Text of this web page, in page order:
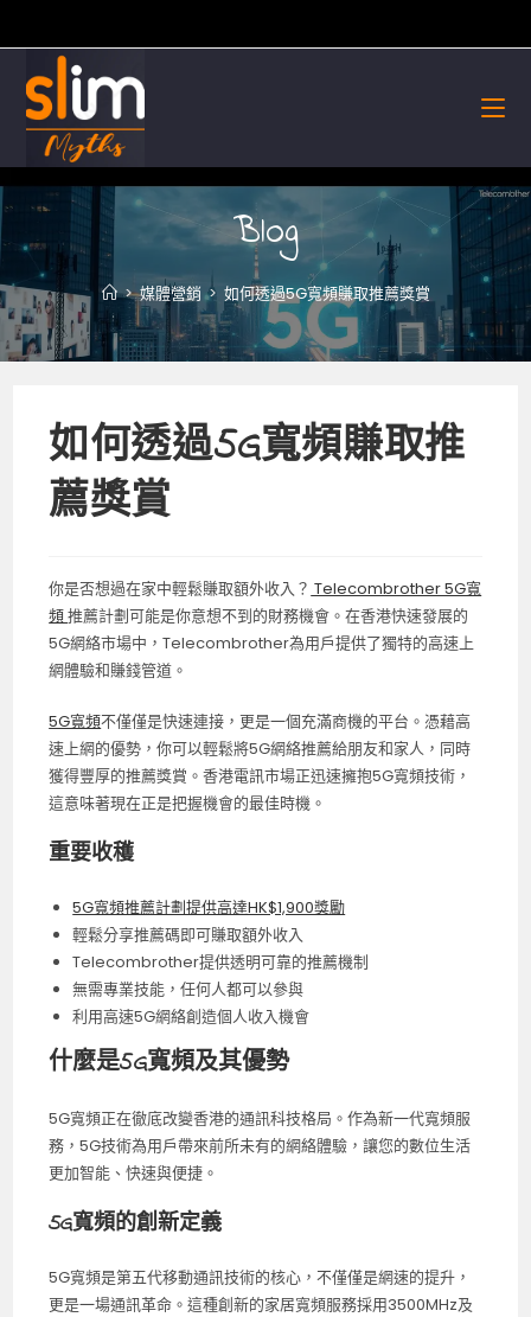
to
content
Blog
> 媒體營銷 > 如何透過5G寬頻賺取推薦獎賞
如何透過5G寬頻賺取推
薦獎賞
你是否想過在家中輕鬆賺取額外收入？ Telecombrother 5G寬
頻推薦計劃可能是你意想不到的財務機會。在香港快速發展的
5G網絡市場中，Telecombrother為用戶提供了獨特的高速上
網體驗和賺錢管道。
5G寬頻不僅僅是快速連接，更是一個充滿商機的平台。憑藉高
速上網的優勢，你可以輕鬆將5G網絡推薦給朋友和家人，同時
獲得豐厚的推薦獎賞。香港電訊市場正迅速擁抱5G寬頻技術，
這意味著現在正是把握機會的最佳時機。
重要收穫
5G寬頻推薦計劃提供高達HK$1,900獎勵
輕鬆分享推薦碼即可賺取額外收入
Telecombrother提供透明可靠的推薦機制
無需專業技能，任何人都可以參與
利用高速5G網絡創造個人收入機會
什麼是5G寬頻及其優勢
5G寬頻正在徹底改變香港的通訊科技格局。作為新一代寬頻服
務，5G技術為用戶帶來前所未有的網絡體驗，讓您的數位生活
更加智能、快速與便捷。
5G寬頻的創新定義
5G寬頻是第五代移動通訊技術的核心，不僅僅是網速的提升，
更是一場通訊革命。這種創新的家居寬頻服務採用3500MHz及